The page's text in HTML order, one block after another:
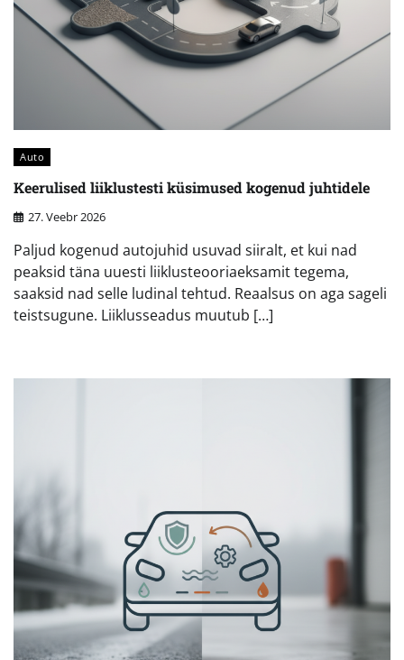
Auto
Keerulised liiklustesti küsimused kogenud juhtidele
27. Veebr 2026
Paljud kogenud autojuhid usuvad siiralt, et kui nad
peaksid täna uuesti liiklusteooriaeksamit tegema,
saaksid nad selle ludinal tehtud. Reaalsus on aga sageli
teistsugune. Liiklusseadus muutub […]